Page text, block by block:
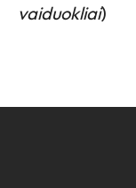
vaiduokliai)